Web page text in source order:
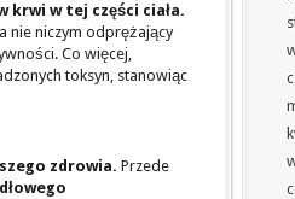
krwi w tej części ciała.
nie niczym odprężający
Co więcej,
toksyn, stanowiąc
zdrowia. Przede